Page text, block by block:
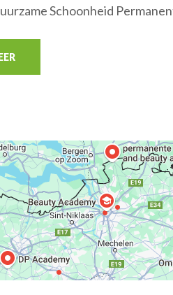
Schoonheid